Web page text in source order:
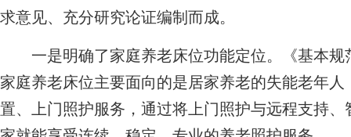
求意见、充分研究论证编制而成。
一是明确了家庭养老床位功能定位。《基本规
家庭养老床位主要面向的是居家养老的失能老年
置、上门照护服务，通过将上门照护与远程支持